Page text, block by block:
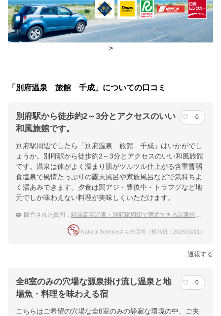
夕食 部屋、食事処
チェックイン・チェックアウト時間
チェックアウ
10:00
交通アクセス
で１５分
提供：楽天トラベル
楽天トラベルで
ホテル詳細を詳しく見る
>
「別府温泉 旅館 千成」についての口コミ
別府駅から徒歩約2～3分とアクセスのいい
和風旅館です。
0
別府駅周辺でしたら「別府温泉 旅館 千成」はいかがでし
ょうか。別府駅から徒歩約2～3分とアクセスのいい和風旅館
です。温泉は体がよく温まり肌がツルツル仕上がる含重曹弱
食塩泉で風情たっぷりの露天風呂や家族風呂などで気持ちよ
く湯あみできます。夕食は関アジ・豊後牛・トラフグなど地
元でしか味わえない料理が美味しくいただけます。
回答された質問： 駅前高等温泉・別府駅周辺で宿泊できる温泉付きホテル
Natural Scienceさんの回答（投稿日：2025/10/11）
通報する
全8室のみの穴場な源泉掛け流し温泉と地
場魚・料理を味わえる宿
0
こちらはご希望の穴場な全8室のみの静寂な環境の中、ご夫